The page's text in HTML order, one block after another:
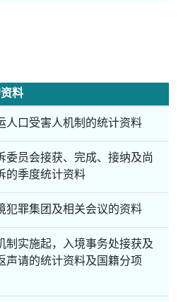
料
人口受害人机制的统计资料
委员会接获、完成、接纳及尚
的季度统计资料
犯罪集团及相关会议的资料
制实施起，入境事务处接获及
声请的统计资料及国籍分项